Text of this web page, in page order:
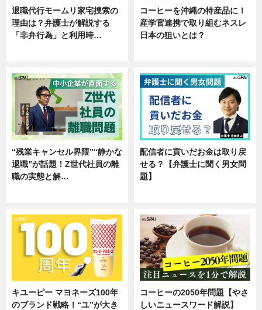
退職代行モームリ家宅捜索の
理由は？弁護士が解説する
「非弁行為」と利用時…
コーヒーを沖縄の特産品に！
産学官連携で取り組むネスレ
日本の狙いとは？
“残業キャンセル界隈”“静かな
退職”が話題！Z世代社員の離
職の実態と解…
配信者に貢いだお金は取り戻
せる？【弁護士に聞く男女問
題】
キユーピー マヨネーズ100年
のブランド戦略！“ユ”が大き
コーヒーの2050年問題【やさ
しいニュースワード解説】